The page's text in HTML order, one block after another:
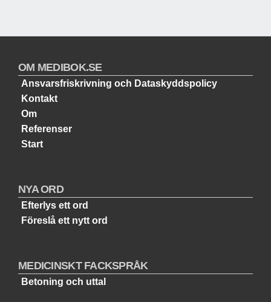
OM MEDIBOK.SE
Ansvarsfriskrivning och Dataskyddspolicy
Kontakt
Om
Referenser
Start
NYA ORD
Efterlys ett ord
Föreslå ett nytt ord
MEDICINSKT FACKSPRÅK
Betoning och uttal